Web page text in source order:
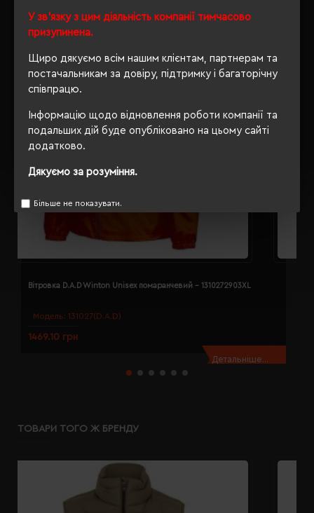
У зв'язку з цим діяльність компанії тимчасово
призупинена.
Щиро дякуємо всім нашим клієнтам, партнерам та
постачальникам за довіру, підтримку і багаторічну
співпрацю.
Інформацію щодо відновлення роботи компанії та
подальших дій буде опубліковано на цьому сайті
додатково.
Дякуємо за розуміння.
Більше не показувати.
Модель: 131027(D.A.D)
Вітровка D.A.D Winton Unisex помаранчевий - 1310272903XL
1469.10 грн
Детальніше...
ТОВАРИ ТОГО Ж БРЕНДУ